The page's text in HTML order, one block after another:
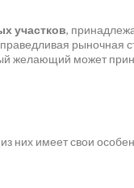
участков,
рыночная
желающий может
них имеет свои